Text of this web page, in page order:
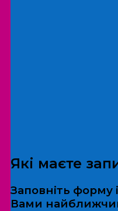
*Дані не
Які маєте
Заповніть форму
Вами